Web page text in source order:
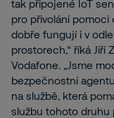
tak připojené IoT
pro přivolání pomoci
dobře fungují i v
prostorech,“ říká Jiří
Vodafone. „Jsme
bezpečnostní
na službě, která
službu tohoto druhu